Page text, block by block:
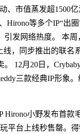
、市值蒸发超1500
Hirono等多个IP“出
引发网络热度。 本
，同步推出的联名
12月20日，
三款经典IP形象
Hirono小野发布首款
平台上线秒售罄。得